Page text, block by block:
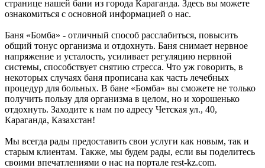
странице нашей бани из города Караганда. Здесь вы можете
ознакомиться с основной информацией о нас.
Баня «Бомба» - отличный способ расслабиться, повысить
общий тонус организма и отдохнуть. Баня снимает нервное
напряжение и усталость, усиливает регуляцию нервной
системы, способствует снятию стресса. Что уж говорить, в
некоторых случаях баня прописана как часть лечебных
процедур для больных. В бане «Бомба» вы сможете не только
получить пользу для организма в целом, но и хорошенько
отдохнуть. Заходите к нам по адресу Четская ул., 40,
Караганда, Казахстан!
Мы всегда рады предоставить свои услуги как новым, так и
старым клиентам. Также, мы будем рады, если вы поделитесь
своими впечатлениями о нас на портале rest-kz.com.